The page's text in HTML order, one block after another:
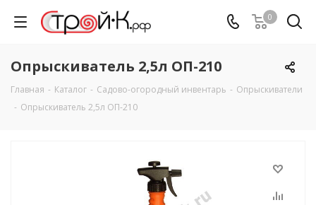
0
Опрыскиватель 2,5л ОП-210
Главная - Каталог - Садово-огородный инвентарь - Опрыскиватели
- Опрыскиватель 2,5л ОП-210